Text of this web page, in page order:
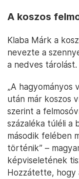
A koszos
Klaba Márk a
nevezte a
a nedves tárolást.
„A hagyományos
után már koszos
szerint a
százaléka túléli a
második felében
történik” –
képviseletének
Hozzátette, hogy